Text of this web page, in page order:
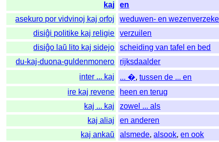
kaj
en
asekuro por vidvinoj kaj orfoj
weduwen- en
disiĝi politike kaj religie
verzuilen
disiĝo laŭ lito kaj sidejo
scheiding van tafel en bed
du-kaj-duona-guldenmonero
rijksdaalder
inter ... kaj
... �,tussen de ... en
ire kaj revene
heen en terug
kaj ... kaj
zowel ... als
kaj aliaj
en anderen
kaj ankaŭ
alsmede,alsook,en ook